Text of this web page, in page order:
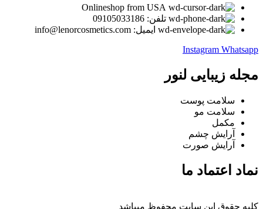
Onlineshop from USA
تلفن: 09105033186
ایمیل: info@lenorcosmetics.com
Instagram Whatsapp
مجله زیبایی لنور
سلامت پوست
سلامت مو
مکمل
آرایش چشم
آرایش صورت
نماد اعتماد ما
کلیه حقوق این سایت محفوظ میباشد